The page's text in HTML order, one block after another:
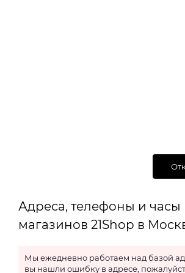
Адреса, телефоны и часы
магазинов 21Shop в
Мы ежедневно работаем над базой
вы нашли ошибку в адресе,